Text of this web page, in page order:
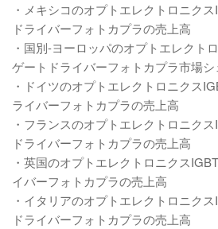
・メキシコのオプトエレクトロニク
ドライバーフォトカプラの売上高
・国別-ヨーロッパのオプトエレクト
ゲートドライバーフォトカプラ市場
・ドイツのオプトエレクトロニクス
ライバーフォトカプラの売上高
・フランスのオプトエレクトロニク
ドライバーフォトカプラの売上高
・英国のオプトエレクトロニクス
イバーフォトカプラの売上高
・イタリアのオプトエレクトロニク
ドライバーフォトカプラの売上高